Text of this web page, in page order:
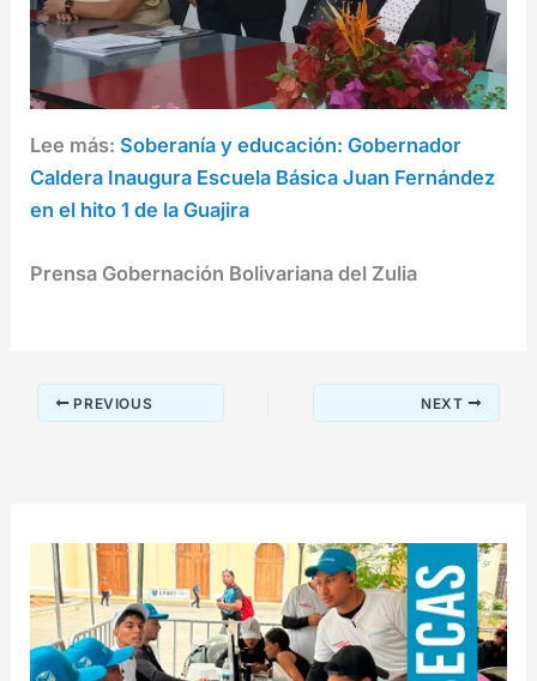
Lee más: Soberanía y educación: Gobernador
Caldera Inaugura Escuela Básica Juan Fernández
en el hito 1 de la Guajira
Prensa Gobernación Bolivariana del Zulia
PREVIOUS NEXT